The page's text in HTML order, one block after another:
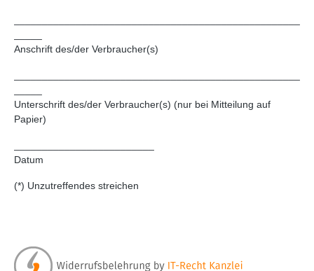
Anschrift des/der Verbraucher(s)
Unterschrift des/der Verbraucher(s) (nur bei Mitteilung auf
Papier)
Datum
(*) Unzutreffendes streichen